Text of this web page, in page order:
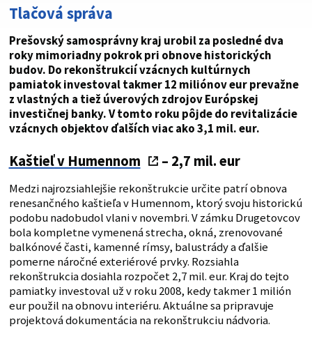
Tlačová správa
Prešovský samosprávny kraj urobil za posledné dva
roky mimoriadny pokrok pri obnove historických
budov. Do rekonštrukcií vzácnych kultúrnych
pamiatok investoval takmer 12 miliónov eur prevažne
z vlastných a tiež úverových zdrojov Európskej
investičnej banky. V tomto roku pôjde do revitalizácie
vzácnych objektov ďalších viac ako 3,1 mil. eur.
Kaštieľ v Humennom – 2,7 mil. eur
Medzi najrozsiahlejšie rekonštrukcie určite patrí obnova
renesančného kaštieľa v Humennom, ktorý svoju historickú
podobu nadobudol vlani v novembri. V zámku Drugetovcov
bola kompletne vymenená strecha, okná, zrenovované
balkónové časti, kamenné rímsy, balustrády a ďalšie
pomerne náročné exteriérové prvky. Rozsiahla
rekonštrukcia dosiahla rozpočet 2,7 mil. eur. Kraj do tejto
pamiatky investoval už v roku 2008, kedy takmer 1 milión
eur použil na obnovu interiéru. Aktuálne sa pripravuje
projektová dokumentácia na rekonštrukciu nádvoria.